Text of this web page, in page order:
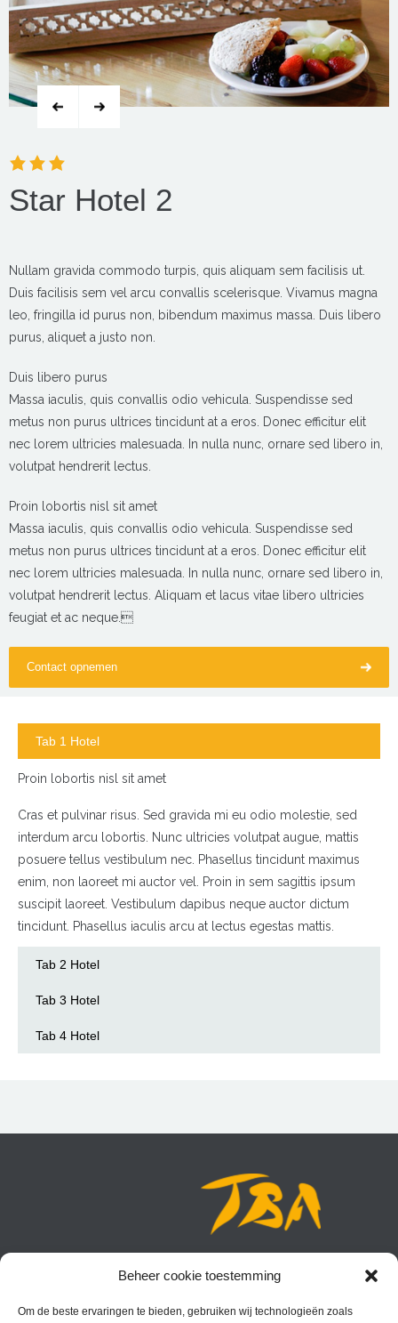
Beheer cookie toestemming
Om de beste ervaringen te bieden, gebruiken wij technologieën zoals
Star Hotel 2
Nullam gravida commodo turpis, quis aliquam sem facilisis ut.
Duis facilisis sem vel arcu convallis scelerisque. Vivamus magna
leo, fringilla id purus non, bibendum maximus massa. Duis libero
purus, aliquet a justo non.
Duis libero purus
Massa iaculis, quis convallis odio vehicula. Suspendisse sed
metus non purus ultrices tincidunt at a eros. Donec efficitur elit
nec lorem ultricies malesuada. In nulla nunc, ornare sed libero in,
volutpat hendrerit lectus.
Proin lobortis nisl sit amet
Massa iaculis, quis convallis odio vehicula. Suspendisse sed
metus non purus ultrices tincidunt at a eros. Donec efficitur elit
nec lorem ultricies malesuada. In nulla nunc, ornare sed libero in,
volutpat hendrerit lectus. Aliquam et lacus vitae libero ultricies
feugiat et ac neque.
Contact opnemen
Tab 1 Hotel
Proin lobortis nisl sit amet
Cras et pulvinar risus. Sed gravida mi eu odio molestie, sed
interdum arcu lobortis. Nunc ultricies volutpat augue, mattis
posuere tellus vestibulum nec. Phasellus tincidunt maximus
enim, non laoreet mi auctor vel. Proin in sem sagittis ipsum
suscipit laoreet. Vestibulum dapibus neque auctor dictum
tincidunt. Phasellus iaculis arcu at lectus egestas mattis.
Tab 2 Hotel
Tab 3 Hotel
Tab 4 Hotel
Wilt u meer informatie of een afspraak maken dan kunt u bellen
met Caroline Boogaard,